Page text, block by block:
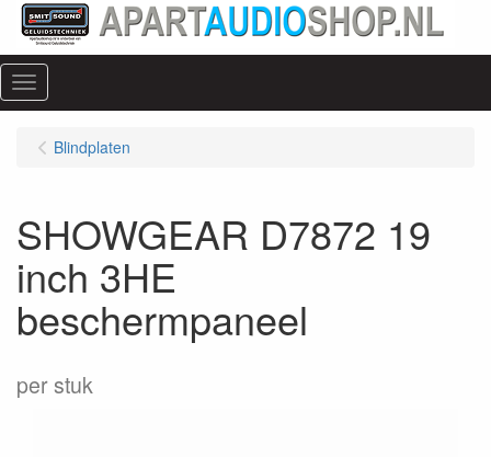
Menu
Blindplaten
SHOWGEAR D7872 19
inch 3HE
beschermpaneel
per stuk